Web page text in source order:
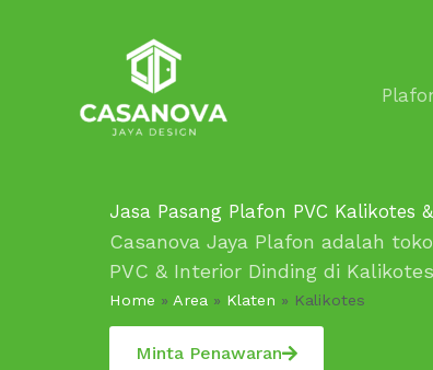
Jasa Pasang Plafon PVC Kalikotes
Casanova Jaya Plafon adalah
PVC & Interior Dinding di
Home » Area » Klaten » Kalikotes
Minta Penawaran